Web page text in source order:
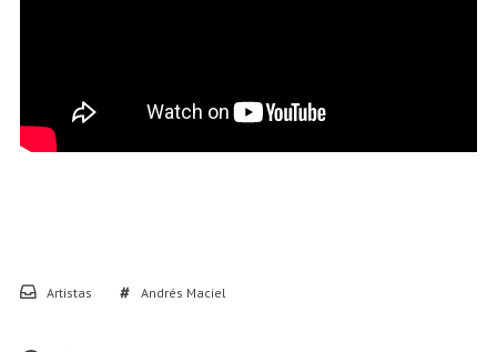
Artistas Andrés Maciel